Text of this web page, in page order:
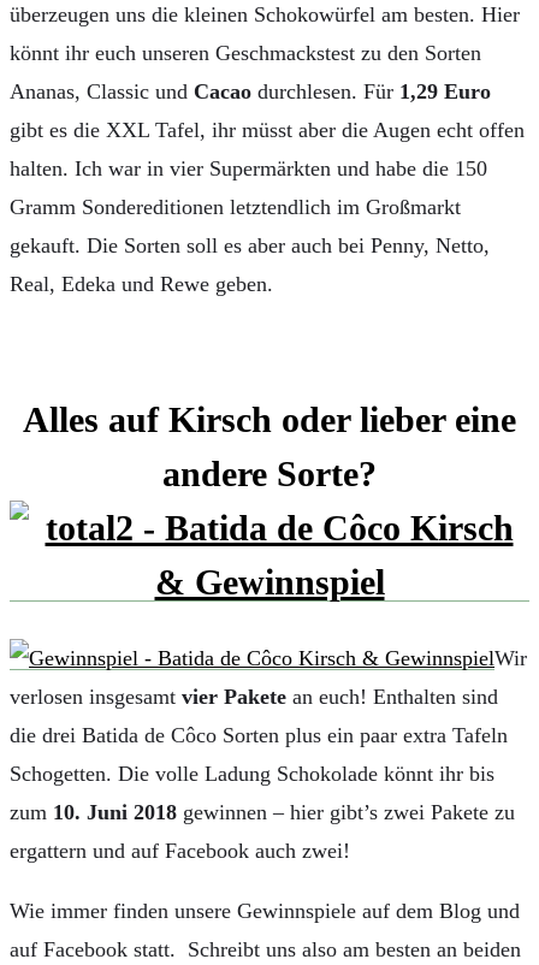
überzeugen uns die kleinen Schokowürfel am besten. Hier
könnt ihr euch unseren Geschmackstest zu den Sorten
Ananas, Classic und Cacao durchlesen. Für 1,29 Euro
gibt es die XXL Tafel, ihr müsst aber die Augen echt offen
halten. Ich war in vier Supermärkten und habe die 150
Gramm Sondereditionen letztendlich im Großmarkt
gekauft. Die Sorten soll es aber auch bei Penny, Netto,
Real, Edeka und Rewe geben.
Alles auf Kirsch oder lieber eine
andere Sorte?
Wir
verlosen insgesamt vier Pakete an euch! Enthalten sind
die drei Batida de Côco Sorten plus ein paar extra Tafeln
Schogetten. Die volle Ladung Schokolade könnt ihr bis
zum 10. Juni 2018 gewinnen – hier gibt’s zwei Pakete zu
ergattern und auf Facebook auch zwei!
Wie immer finden unsere Gewinnspiele auf dem Blog und
auf Facebook statt. Schreibt uns also am besten an beiden